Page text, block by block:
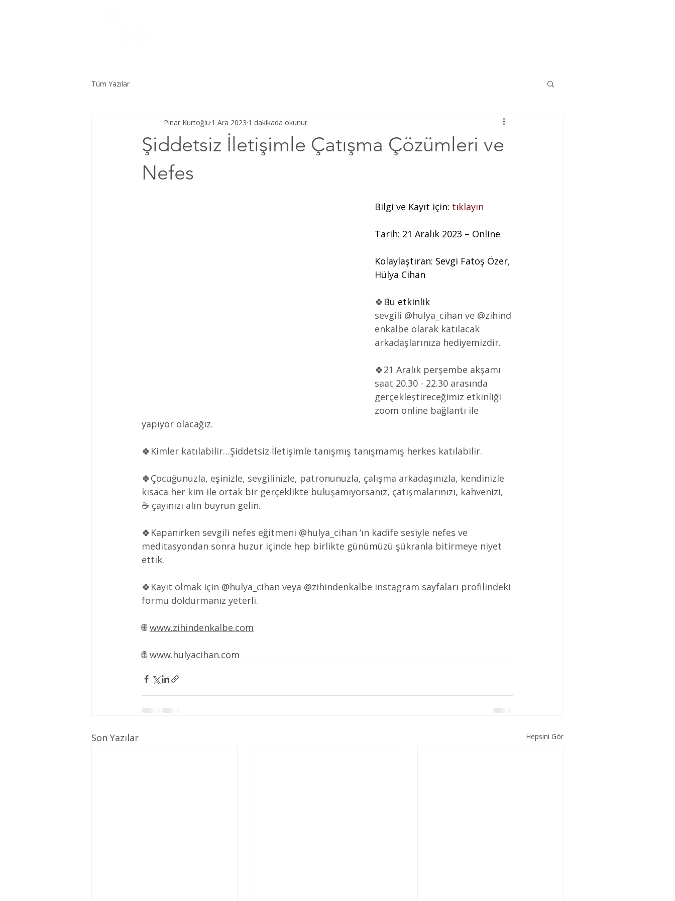
Tüm Yazılar
Şiddetsiz İletişimle Çatışma Çözümleri ve
Nefes
Pınar Kurtoğlu 1 Ara 2023 1 dakikada okunur
Bilgi ve Kayıt için: tıklayın
Tarih: 21 Aralık 2023 – Online
Kolaylaştıran: Sevgi Fatoş Özer,
Hülya Cihan
🍀 Bu etkinlik
sevgili @hulya_cihan ve @zihind
enkalbe olarak katılacak
arkadaşlarınıza hediyemizdir.
🍀21 Aralık perşembe akşamı
saat 20.30 - 22.30 arasında
gerçekleştireceğimiz etkinliği
zoom online bağlantı ile
yapıyor olacağız.
🍀 Kimler katılabilir…Şiddetsiz İletişimle tanışmış tanışmamış herkes katılabilir.
🍀Çocuğunuzla, eşinizle, sevgilinizle, patronunuzla, çalışma arkadaşınızla, kendinizle
kısaca her kim ile ortak bir gerçeklikte buluşamıyorsanız, çatışmalarınızı, kahvenizi,
☕️ çayınızı alın buyrun gelin.
🍀 Kapanırken sevgili nefes eğitmeni @hulya_cihan ‘ın kadife sesiyle nefes ve
meditasyondan sonra huzur içinde hep birlikte günümüzü şükranla bitirmeye niyet
ettik.
🍀 Kayıt olmak için @hulya_cihan veya @zihindenkalbe instagram sayfaları profilindeki
formu doldurmanız yeterli.
🌐 www.zihindenkalbe.com
🌐 www.hulyacihan.com
Son Yazılar Hepsini Gör